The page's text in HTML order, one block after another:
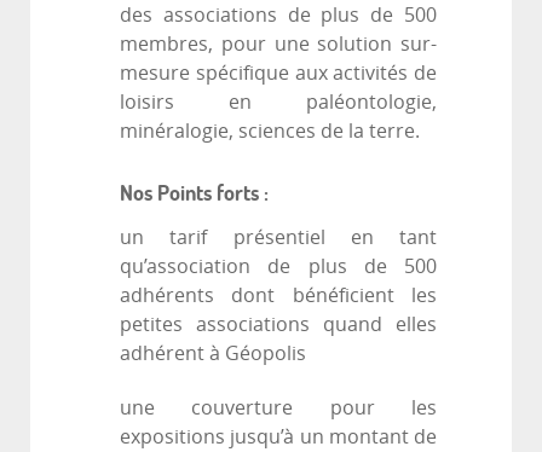
des associations de plus de 500
membres, pour une solution sur-
mesure spécifique aux activités de
loisirs en paléontologie,
minéralogie, sciences de la terre.
Nos Points forts :
un tarif présentiel en tant
qu’association de plus de 500
adhérents dont bénéficient les
petites associations quand elles
adhérent à Géopolis
une couverture pour les
expositions jusqu’à un montant de